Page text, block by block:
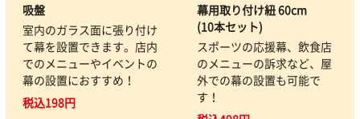
吸盤
室内のガラス面に張り付け
て幕を設置できます。店内
でのメニューやイベントの
幕の設置におすすめ！
税込198円
幕用取り付け紐 60cm
(10本セット)
スポーツの応援幕、飲食店
のメニューの訴求など、屋
外での幕の設置も可能で
す！